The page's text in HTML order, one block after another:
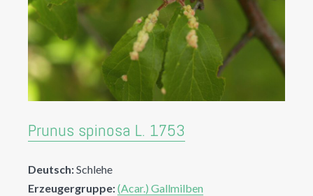
Prunus spinosa L. 1753
Deutsch:Schlehe
Erzeugergruppe:(Acar.) Gallmilben